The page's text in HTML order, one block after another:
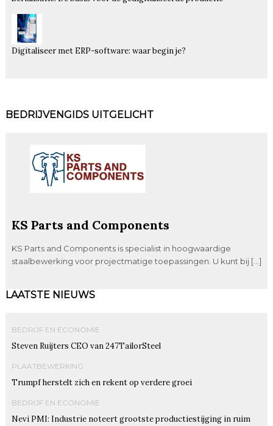
Digitaliseer met ERP-software: waar begin je?
BEDRIJVENGIDS UITGELICHT
KS Parts and Components
KS Parts and Components is specialist in hoogwaardige
staalbewerking voor projectmatige toepassingen. U kunt bij […]
LAATSTE NIEUWS
BEDRIJF EN ECONOMIE
Steven Ruijters CEO van 247TailorSteel
PLAATBEWERKING
Trumpf herstelt zich en rekent op verdere groei
BEDRIJF EN ECONOMIE
Nevi PMI: Industrie noteert grootste productiestijging in ruim